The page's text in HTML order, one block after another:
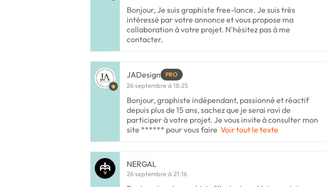
Bonjour, Je suis graphiste free-lance. Je suis très
intéressé par votre annonce et vous propose ma
collaboration à votre projet. N'hésitez pas à me
contacter.
JADesign PRO
26 septembre à 18:25
Bonjour, graphiste indépendant, passionné et réactif
depuis plus de 15 ans, sachez que je serai ravi de
participer à votre projet. Je vous invite à consulter mon
site ****** pour vous faire Voir tout le texte
NERGAL
26 septembre à 21:16